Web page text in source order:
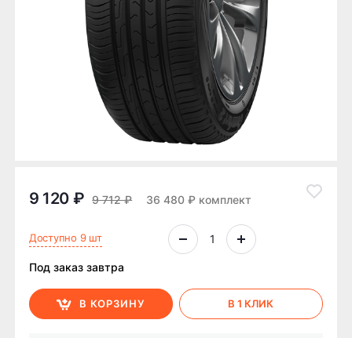
9 120 ₽ 9 712 ₽ 36 480 ₽ комплект
Доступно 9 шт
Под заказ завтра
В КОРЗИНУ В 1 КЛИК